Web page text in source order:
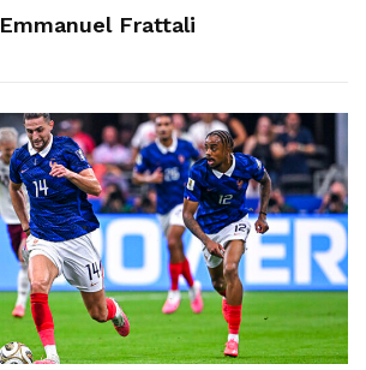
Emmanuel Frattali